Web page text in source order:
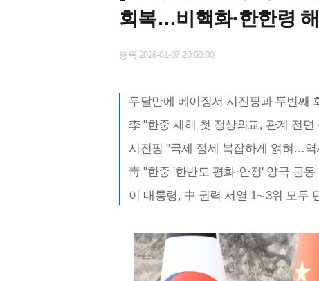
회복…비핵화·한한령
등록 2026-01-07 20:00:00
두달만에 베이징서 시진핑과 두번째
李 "한중 새해 첫 정상외교, 관계 전
시진핑 "국제 정세 복잡하게 얽혀…
靑 "한중 '한반도 평화·안정' 양국 공
이 대통령, 中 권력 서열 1∼3위 모두